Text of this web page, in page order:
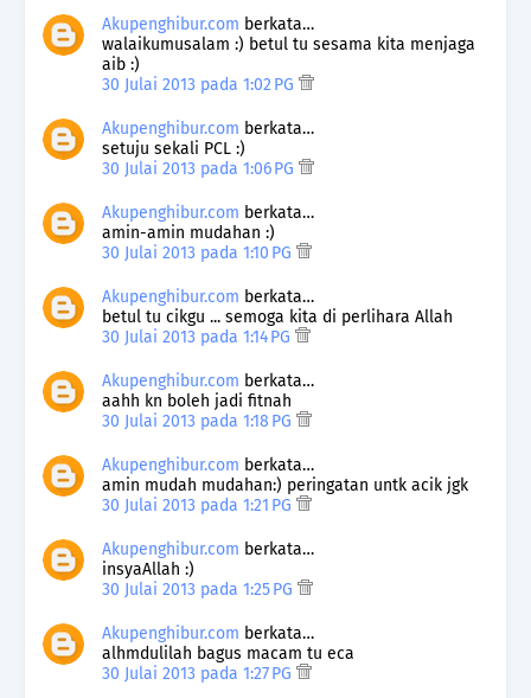
Akupenghibur.com berkata…
walaikumusalam :) betul tu sesama kita menjaga
aib :)
30 Julai 2013 pada 1:02 PG
Akupenghibur.com berkata…
setuju sekali PCL :)
30 Julai 2013 pada 1:06 PG
Akupenghibur.com berkata…
amin-amin mudahan :)
30 Julai 2013 pada 1:10 PG
Akupenghibur.com berkata…
betul tu cikgu ... semoga kita di perlihara Allah
30 Julai 2013 pada 1:14 PG
Akupenghibur.com berkata…
aahh kn boleh jadi fitnah
30 Julai 2013 pada 1:18 PG
Akupenghibur.com berkata…
amin mudah mudahan:) peringatan untk acik jgk
30 Julai 2013 pada 1:21 PG
Akupenghibur.com berkata…
insyaAllah :)
30 Julai 2013 pada 1:25 PG
Akupenghibur.com berkata…
alhmdulilah bagus macam tu eca
30 Julai 2013 pada 1:27 PG